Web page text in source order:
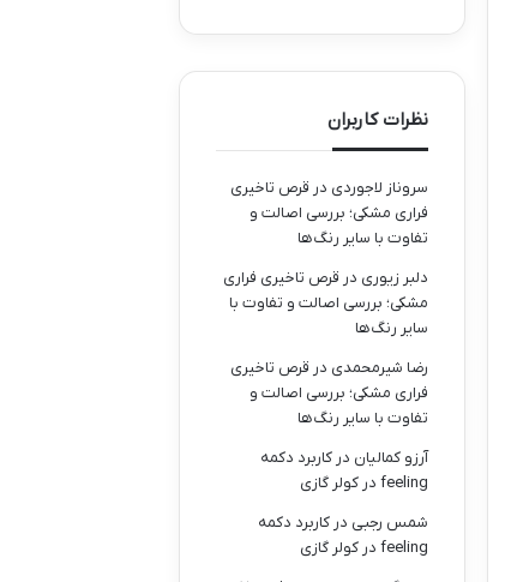
نظرات کاربران
سروناز لاجوردی در قرص تاخیری
فراری مشکی؛ بررسی اصالت و
تفاوت با سایر رنگ‌ها
دلبر زیوری در قرص تاخیری فراری
مشکی؛ بررسی اصالت و تفاوت با
سایر رنگ‌ها
رضا شیرمحمدی در قرص تاخیری
فراری مشکی؛ بررسی اصالت و
تفاوت با سایر رنگ‌ها
آرزو کمالیان در کاربرد دکمه
feeling در کولر گازی
شمس رجبی در کاربرد دکمه
feeling در کولر گازی